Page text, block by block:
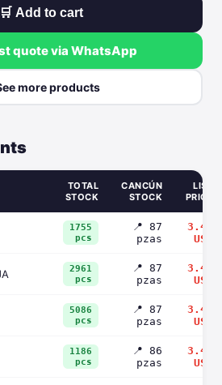
🛒 Add to cart
quote via WhatsApp
more products
TOTAL
STOCK
CANCÚN
STOCK
LIST
PRICE
1755
pcs
📍 87
pzas
3.42
USD
2961
pcs
📍 87
pzas
3.42
USD
5086
pcs
📍 87
pzas
3.42
USD
1186
pcs
📍 86
pzas
3.42
USD